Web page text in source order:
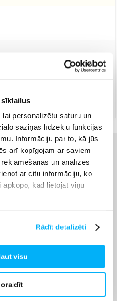
sīkfailus
personalizētu saturu un
saziņas līdzekļu funkcijas
Informāciju par to, kā jūs
arī kopīgojam ar saviem
un analīzes
ar citu informāciju, ko
kad lietojat viņu
Rādīt detalizēti
visu
Karcher